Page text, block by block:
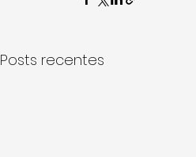
Posts recentes